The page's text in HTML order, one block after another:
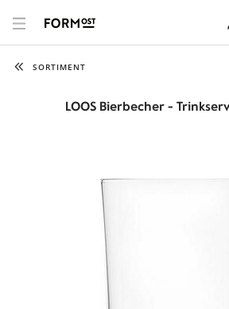
SORTIMENT
LOOS Bierbecher -